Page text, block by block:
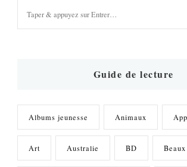
Guide de lecture
Albums jeunesse Animaux
Art Australie BD